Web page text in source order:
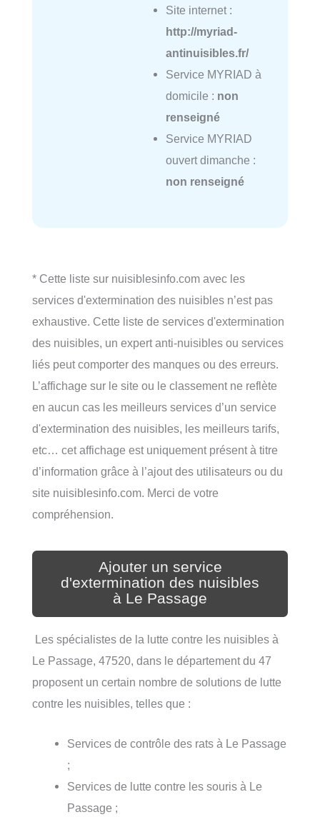
Site internet :
http://myriad-
antinuisibles.fr/
Service MYRIAD à
domicile : non
renseigné
Service MYRIAD
ouvert dimanche :
non renseigné
* Cette liste sur nuisiblesinfo.com avec les
services d'extermination des nuisibles n’est pas
exhaustive. Cette liste de services d'extermination
des nuisibles, un expert anti-nuisibles ou services
liés peut comporter des manques ou des erreurs.
L’affichage sur le site ou le classement ne reflète
en aucun cas les meilleurs services d’un service
d'extermination des nuisibles, les meilleurs tarifs,
etc… cet affichage est uniquement présent à titre
d’information grâce à l’ajout des utilisateurs ou du
site nuisiblesinfo.com. Merci de votre
compréhension.
Ajouter un service
d'extermination des nuisibles
à Le Passage
Les spécialistes de la lutte contre les nuisibles à
Le Passage, 47520, dans le département du 47
proposent un certain nombre de solutions de lutte
contre les nuisibles, telles que :
Services de contrôle des rats à Le Passage
;
Services de lutte contre les souris à Le
Passage ;